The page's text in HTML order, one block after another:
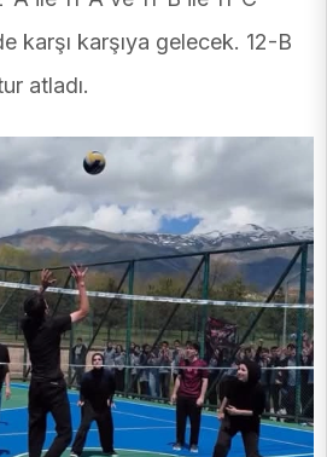
karşı karşıya gelecek. 12-B
atladı.